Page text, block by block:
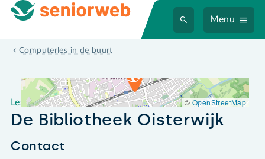
Menu
Computerles in de buurt
Leslocatie De Bibliotheek Oisterwijk
Leslocatie
De Bibliotheek Oisterwijk
Contact
©OpenStreetMap